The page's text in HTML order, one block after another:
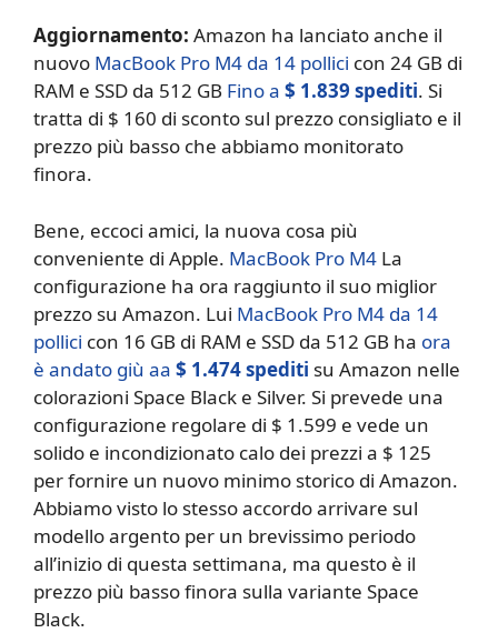
Aggiornamento: Amazon ha lanciato anche il
nuovo MacBook Pro M4 da 14 pollici con 24 GB di
RAM e SSD da 512 GB Fino a $ 1.839 spediti. Si
tratta di $ 160 di sconto sul prezzo consigliato e il
prezzo più basso che abbiamo monitorato
finora.
Bene, eccoci amici, la nuova cosa più
conveniente di Apple. MacBook Pro M4 La
configurazione ha ora raggiunto il suo miglior
prezzo su Amazon. Lui MacBook Pro M4 da 14
pollici con 16 GB di RAM e SSD da 512 GB ha ora
è andato giù aa $ 1.474 spediti su Amazon nelle
colorazioni Space Black e Silver. Si prevede una
configurazione regolare di $ 1.599 e vede un
solido e incondizionato calo dei prezzi a $ 125
per fornire un nuovo minimo storico di Amazon.
Abbiamo visto lo stesso accordo arrivare sul
modello argento per un brevissimo periodo
all’inizio di questa settimana, ma questo è il
prezzo più basso finora sulla variante Space
Black.